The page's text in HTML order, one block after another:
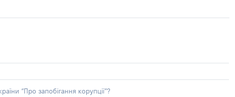
“Про запобігання корупції”?